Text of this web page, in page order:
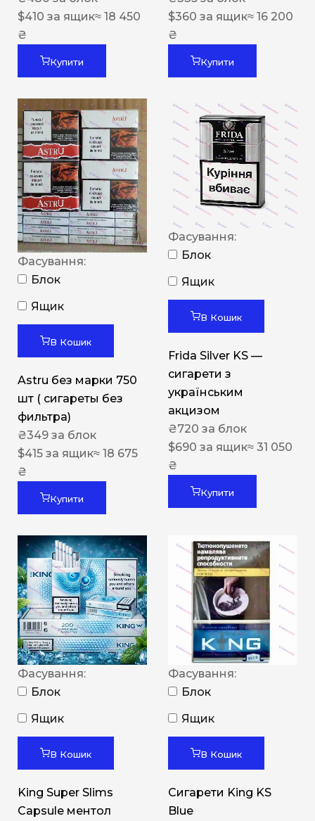
$410 за ящик≈ 18 450
₴
Купити
$360 за ящик≈ 16 200
₴
Купити
Фасування:
Блок
Ящик
В Кошик
Astru без марки 750
шт ( сигареты без
фильтра)
₴349 за блок
$415 за ящик≈ 18 675
₴
Купити
Фасування:
Блок
Ящик
В Кошик
Frida Silver KS —
сигарети з
українським
акцизом
₴720 за блок
$690 за ящик≈ 31 050
₴
Купити
Фасування:
Блок
Ящик
В Кошик
King Super Slims
Capsule ментол
Фасування:
Блок
Ящик
В Кошик
Сигарети King KS
Blue